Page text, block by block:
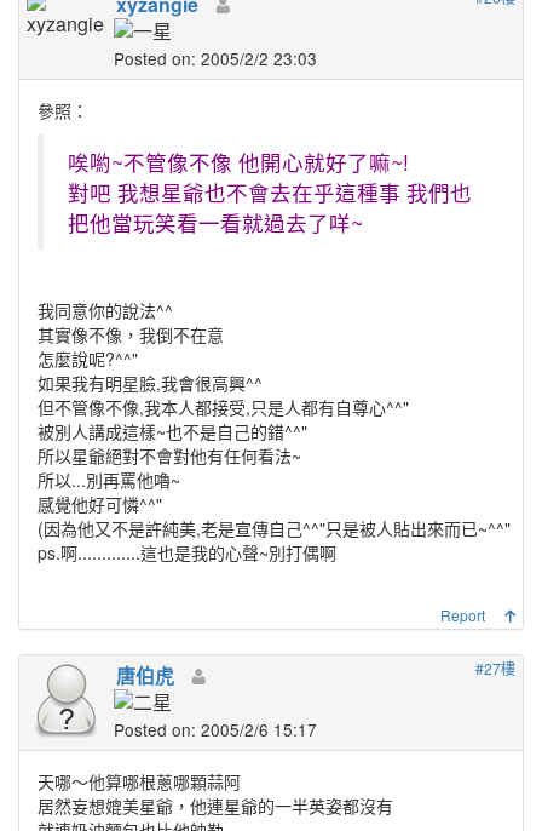
Posted on: 2005/2/2 23:03
參照：
唉喲~不管像不像 他開心就好了嘛~!
對吧 我想星爺也不會去在乎這種事 我們也
把他當玩笑看一看就過去了咩~
我同意你的說法^^
其實像不像，我倒不在意
怎麼說呢?^^"
如果我有明星臉,我會很高興^^
但不管像不像,我本人都接受,只是人都有自尊心^^"
被別人講成這樣~也不是自己的錯^^"
所以星爺絕對不會對他有任何看法~
所以...別再罵他嚕~
感覺他好可憐^^"
(因為他又不是許純美,老是宣傳自己^^"只是被人貼出來而已~^^"
ps.啊.............這也是我的心聲~別打偶啊
Report
#27樓
唐伯虎
Posted on: 2005/2/6 15:17
天哪～他算哪根蔥哪顆蒜阿
居然妄想媲美星爺，他連星爺的一半英姿都沒有